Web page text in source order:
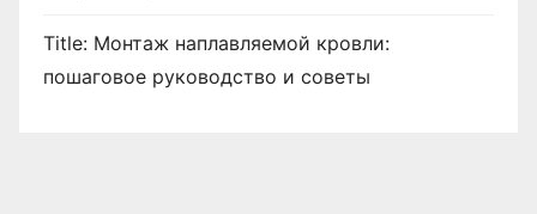
Title: Монтаж наплавляемой кровли:
пошаговое руководство и советы